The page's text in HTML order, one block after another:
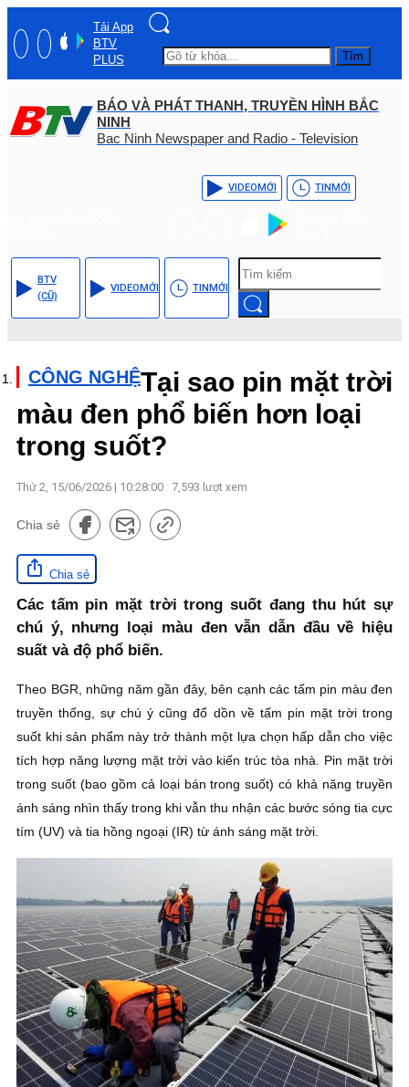
Tải App
BTV
PLUS
Tìm
BÁO VÀ PHÁT THANH, TRUYỀN HÌNH BẮC
NINH
Bac Ninh Newspaper and Radio - Television
VIDEOMỚI TINMỚI
BTV
(CŨ)
VIDEOMỚI TINMỚI
CÔNG NGHỆTại sao pin mặt trời
màu đen phổ biến hơn loại
trong suốt?
Thứ 2, 15/06/2026 | 10:28:00 7,593 lượt xem
Chia sẻ
Chia sẻ
Các tấm pin mặt trời trong suốt đang thu hút sự
chú ý, nhưng loại màu đen vẫn dẫn đầu về hiệu
suất và độ phổ biến.
Theo BGR, những năm gần đây, bên cạnh các tấm pin màu đen
truyền thống, sự chú ý cũng đổ dồn về tấm pin mặt trời trong
suốt khi sản phẩm này trở thành một lựa chọn hấp dẫn cho việc
tích hợp năng lượng mặt trời vào kiến trúc tòa nhà. Pin mặt trời
trong suốt (bao gồm cả loại bán trong suốt) có khả năng truyền
ánh sáng nhìn thấy trong khi vẫn thu nhận các bước sóng tia cực
tím (UV) và tia hồng ngoại (IR) từ ánh sáng mặt trời.